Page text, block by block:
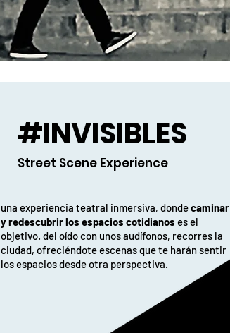
#INVISIBLES
Street Scene Experience
una experiencia teatral inmersiva, dondecaminar
y redescubrir los espacios cotidianos es el
objetivo. del oído con unos audífonos, recorres la
ciudad, ofreciéndote escenas que te harán sentir
los espacios desde otra perspectiva.